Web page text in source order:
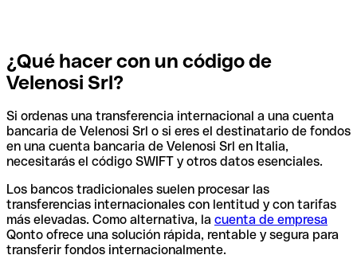
¿Qué hacer con un código de
Velenosi Srl?
Si ordenas una transferencia internacional a una cuenta
bancaria de Velenosi Srl o si eres el destinatario de fondos
en una cuenta bancaria de Velenosi Srl en Italia,
necesitarás el código SWIFT y otros datos esenciales.
Los bancos tradicionales suelen procesar las
transferencias internacionales con lentitud y con tarifas
más elevadas. Como alternativa, la cuenta de empresa
Qonto ofrece una solución rápida, rentable y segura para
transferir fondos internacionalmente.